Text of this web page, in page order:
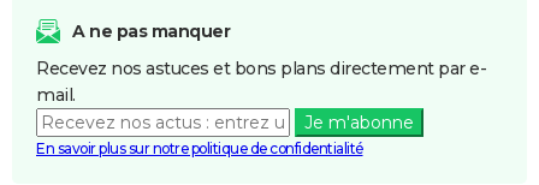
A ne pas manquer
Recevez nos astuces et bons plans directement par e-
mail.
Je m'abonne
En savoir plus sur notre politique de confidentialité